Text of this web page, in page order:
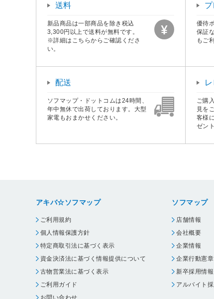
送料
新品商品は一部商品を除き税込
3,300円以上で送料が無料です。
※詳細はこちらからご確認くださ
い。
優待
保証
もご
配送
ソフマップ・ドットコムは24時間、
年中無休で出荷しております。大型
家電もおまかせください。
ご購
見を
客様
ゼン
アキバ☆ソフマップ
ご利用規約
個人情報保護方針
特定商取引法に基づく表示
資金決済法に基づく情報提供について
古物営業法に基づく表示
ご利用ガイド
お問い合わせ
ソフマップ
店舗情報
会社概要
企業情報
企業行動憲章
新卒採用情報
アルバイト